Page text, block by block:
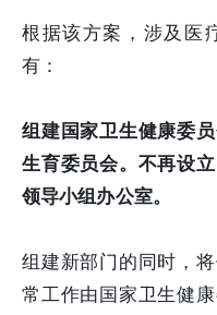
根据该方案，涉及医
有：
组建国家卫生健康委
生育委员会。不再设
领导小组办公室。
组建新部门的同时，
常工作由国家卫生健